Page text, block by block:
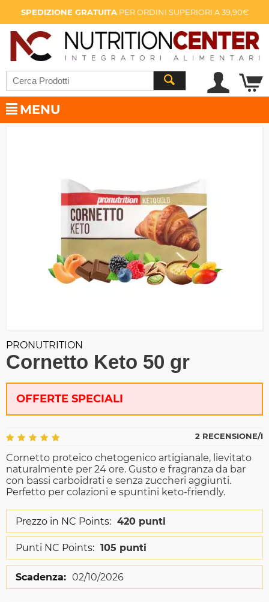
SPEDIZIONE GRATUITAPER ORDINI SUPERIORI A 39,90€
MENU
PRONUTRITION
Cornetto Keto 50 gr
OFFERTE SPECIALI
2 RECENSIONE/I
Cornetto proteico chetogenico artigianale, lievitato
naturalmente per 24 ore. Gusto e fragranza da bar
con bassi carboidrati e senza zuccheri aggiunti.
Perfetto per colazioni e spuntini keto-friendly.
Prezzo in NC Points: 420 punti
Punti NC Points: 105 punti
Scadenza: 02/10/2026